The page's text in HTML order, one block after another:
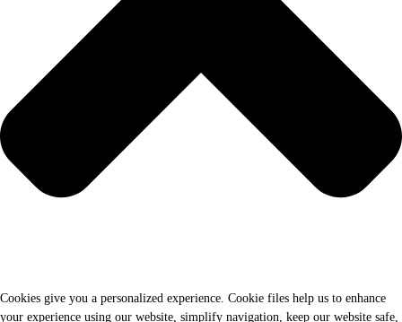
Cookies give you a personalized experience. Cookie files help us to enhance
your experience using our website, simplify navigation, keep our website safe,